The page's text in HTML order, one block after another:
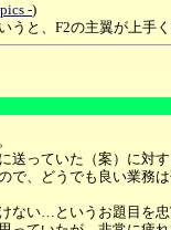
-)
と、F2の主翼が上手
っていた（案）に対す
、どうでも良い業務
ない…というお題目を忠